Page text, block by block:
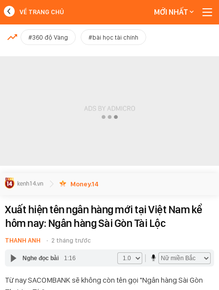
MỚI NHẤT
VỀ TRANG CHỦ MỚI NHẤT
#360 độ Vàng #bài học tài chính
Money.14
Xuất hiện tên ngân hàng mới tại Việt Nam kể
hôm nay: Ngân hàng Sài Gòn Tài Lộc
THANH ANH 2 tháng trước
Nghe đọc bài 1:16
Từ nay SACOMBANK sẽ không còn tên gọi "Ngân hàng Sài Gòn